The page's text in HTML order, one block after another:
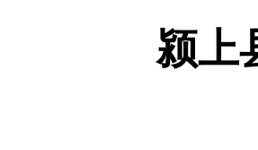
颍上